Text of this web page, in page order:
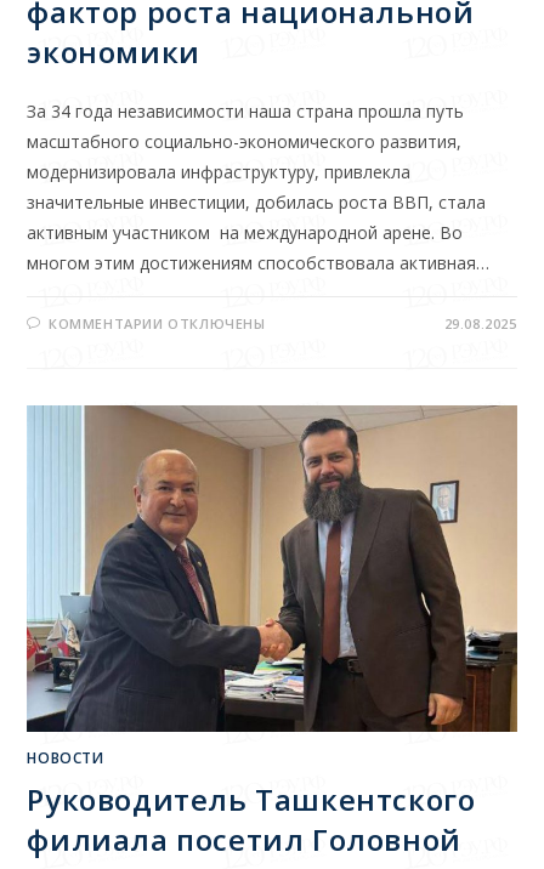
фактор роста национальной
экономики
За 34 года независимости наша страна прошла путь
масштабного социально-экономического развития,
модернизировала инфраструктуру, привлекла
значительные инвестиции, добилась роста ВВП, стала
активным участником на международной арене. Во
многом этим достижениям способствовала активная…
КОММЕНТАРИИ ОТКЛЮЧЕНЫ 29.08.2025
НОВОСТИ
Руководитель Ташкентского
филиала посетил Головной